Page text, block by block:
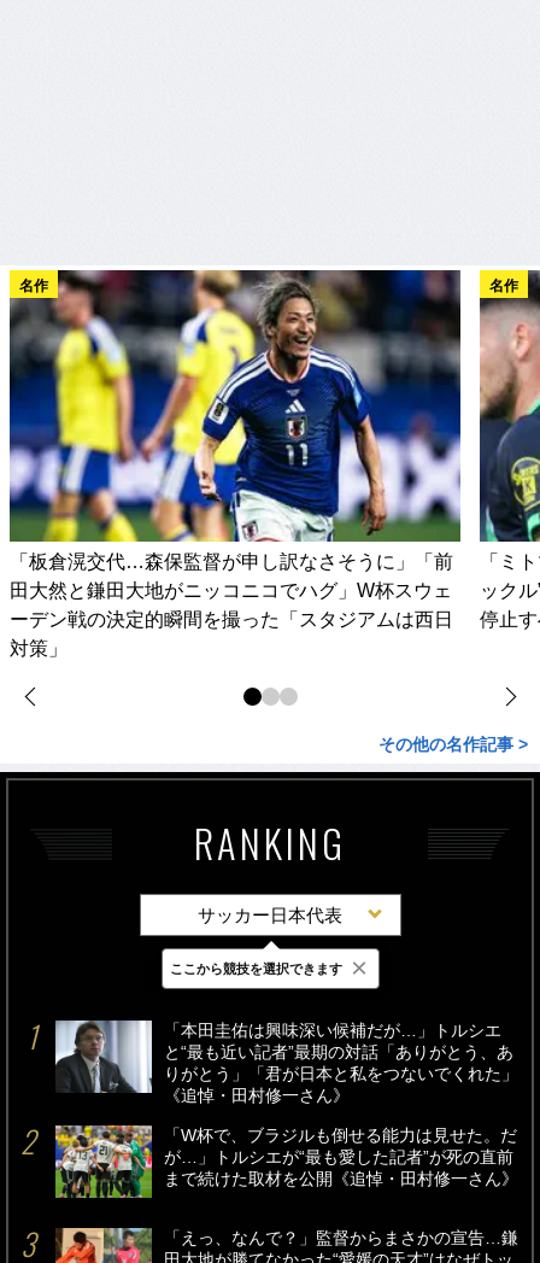
名作
「板倉滉交代…森保監督が申し訳なさそうに」「前
田大然と鎌田大地がニッコニコでハグ」W杯スウェ
ーデン戦の決定的瞬間を撮った「スタジアムは西日
対策」
名作
「ミ
ック
停止
その他の名作記事 >
RANKING
サッカー日本代表
最新 24時間 週間
「本田圭佑は興味深い候補だが…」トルシエ
と“最も近い記者”最期の対話「ありがとう、あ
りがとう」「君が日本と私をつないでくれた」
《追悼・田村修一さん》
「W杯で、ブラジルも倒せる能力は見せた。だ
が…」トルシエが“最も愛した記者”が死の直前
まで続けた取材を公開《追悼・田村修一さん》
「えっ、なんで？」監督からまさかの宣告…鎌
田大地が勝てなかった“愛媛の天才”はなぜトッ
ここから競技を選択できます ×